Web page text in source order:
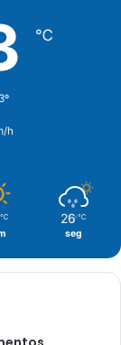
℃
h
℃ 26 ℃
seg